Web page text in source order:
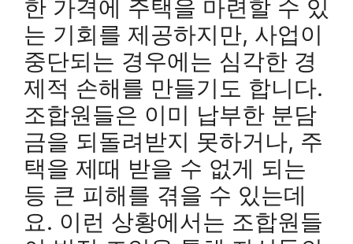
한 가격에 주택을 마련할 수 있
는 기회를 제공하지만, 사업이
중단되는 경우에는 심각한 경
제적 손해를 만들기도 합니다.
조합원들은 이미 납부한 분담
금을 되돌려받지 못하거나, 주
택을 제때 받을 수 없게 되는
등 큰 피해를 겪을 수 있는데
요. 이런 상황에서는 조합원들